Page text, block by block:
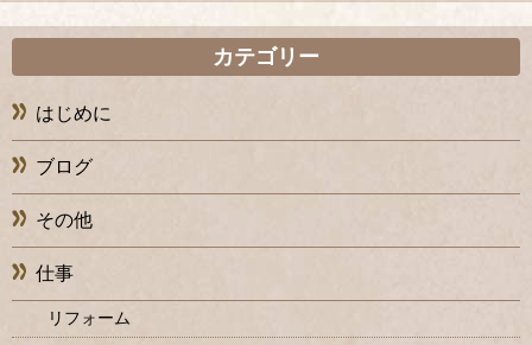
カテゴリー
はじめに
ブログ
その他
仕事
リフォーム